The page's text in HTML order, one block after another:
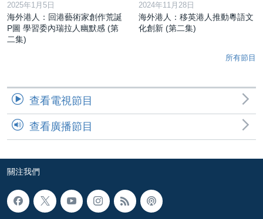
2025年1月5日
海外港人：回港藝術家創作荒誕
P圖 學習委內瑞拉人幽默感 (第
二集)
2024年11月28日
海外港人：移英港人推動粵語文
化創新 (第二集)
所有節目
查看電視節目
查看廣播節目
關注我們